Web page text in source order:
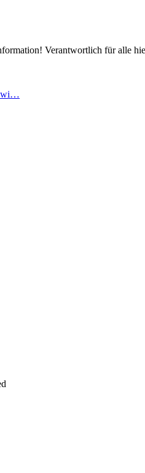
Verantwortlich für alle